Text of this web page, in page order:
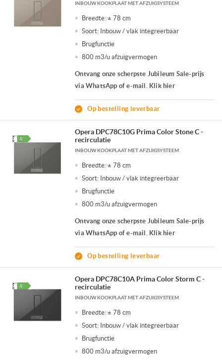
INBOUW KOOKPLAAT MET AFZUIGSYSTEEM
Breedte: ± 78 cm
Soort: Inbouw / vlak integreerbaar
Brugfunctie
800 m3/u afzuigvermogen
Ontvang onze scherpste Jubileum Sale-prijs
via WhatsApp of e-mail. Klik hier
Op bestelling leverbaar
Opera DPC78C10G Prima Color Stone C -
recirculatie
INBOUW KOOKPLAAT MET AFZUIGSYSTEEM
Breedte: ± 78 cm
Soort: Inbouw / vlak integreerbaar
Brugfunctie
800 m3/u afzuigvermogen
Ontvang onze scherpste Jubileum Sale-prijs
via WhatsApp of e-mail. Klik hier
Op bestelling leverbaar
Opera DPC78C10A Prima Color Storm C -
recirculatie
INBOUW KOOKPLAAT MET AFZUIGSYSTEEM
Breedte: ± 78 cm
Soort: Inbouw / vlak integreerbaar
Brugfunctie
800 m3/u afzuigvermogen